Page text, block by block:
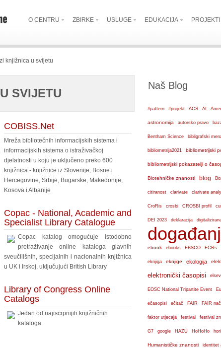
O CENTRU ZBIRKE USLUGE EDUKACIJA PROJEKTI
knjižnica u svijetu
SVIJETU
COBISS.Net
Mreža bibliotečnih informacijskih sistema i
informacijskih sistema o istraživačkoj
djelatnosti u koju je uključeno preko 600
knjižnica - knjižnice iz Slovenije, Bosne i
Hercegovine, Srbije, Bugarske, Makedonije,
Kosova i Albanije
Copac - National, Academic and
Specialist Library Catalogue
Copac katalog omogućuje istodobno
pretraživanje online kataloga glavnih
sveučilišnih, specijalnih i nacionalnih knjižnica
u UK i Irskoj, uključujući British Library
Library of Congress Online
Catalogs
Jedan od najiscrpnijih knjižničnih
kataloga
Naš Blog
#pattern #projekt ACS AI
astronomija autorsko pravo
Bentham Science bibligrafski
bibliometrija2021 bibliometrijski
bibliometrijski pokazatelji o
Biotehničke znanosti blog
citiranost clarivate clarivate
CroRis crosbi CROSBI profil
DEI 2023 deklaracija
ebook ebooks EBSCO ECRs
eknjiga eknjige ekologija
elektronički časopisi
EOSC National Tripartite Event
ečasopisi ečitač FAIR FAIR
faktor utjecaja festival festival
G7 google HAZU HoHoHo
Humanističke znanosti identitet